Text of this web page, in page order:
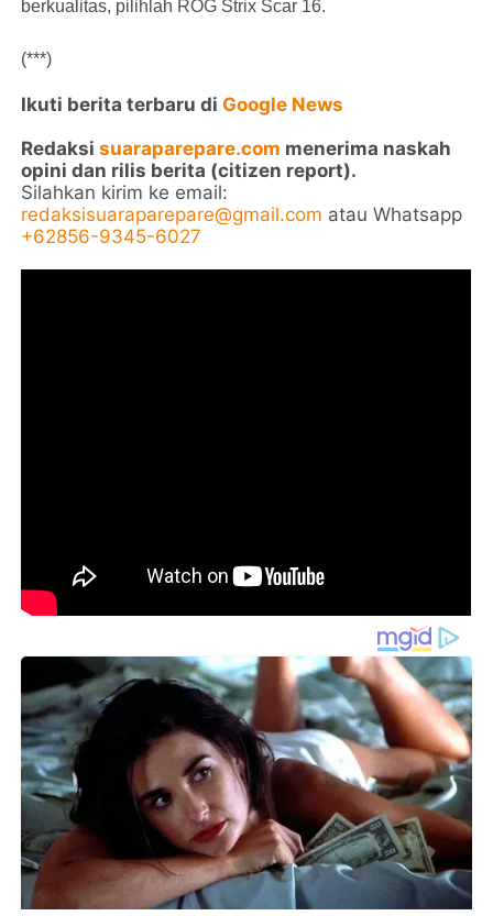
berkualitas, pilihlah ROG Strix Scar 16.
(***)
Ikuti berita terbaru diGoogle News
Redaksisuaraparepare.com menerima naskah
opini dan rilis berita (citizen report).
Silahkan kirim ke email:
redaksisuaraparepare@gmail.com atau Whatsapp
+62856-9345-6027